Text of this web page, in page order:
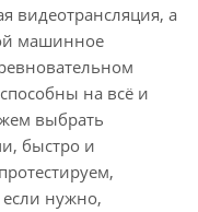
видеотрансляция, а
машинное
на всё и
выбрать
быстро и
нужно,